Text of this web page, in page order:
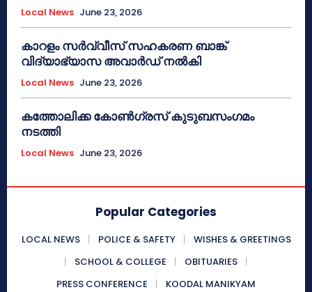
Local News June 23, 2026
കാറളം സർവ്വീസ് സഹകരണ ബാങ്ക്
വിദ്യാഭ്യാസ അവാർഡ് നൽകി
Local News June 23, 2026
കത്തോലിക്ക കോൺഗ്രസ് കുടുബസംഗമം
നടത്തി
Local News June 23, 2026
Popular Categories
LOCAL NEWS POLICE & SAFETY
WISHES & GREETINGS
SCHOOL & COLLEGE
OBITUARIES
PRESS CONFERENCE
KOODAL MANIKYAM